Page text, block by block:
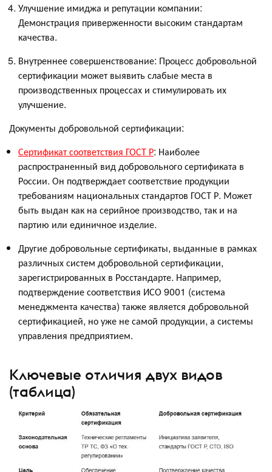
Улучшение имиджа и репутации компании:
Демонстрация приверженности высоким стандартам
качества.
Внутреннее совершенствование: Процесс добровольной
сертификации может выявить слабые места в
производственных процессах и стимулировать их
улучшение.
Документы добровольной сертификации:
Сертификат соответствия ГОСТ Р: Наиболее
распространенный вид добровольного сертификата в
России. Он подтверждает соответствие продукции
требованиям национальных стандартов ГОСТ Р. Может
быть выдан как на серийное производство, так и на
партию или единичное изделие.
Другие добровольные сертификаты, выданные в рамках
различных систем добровольной сертификации,
зарегистрированных в Росстандарте. Например,
подтверждение соответствия ИСО 9001 (система
менеджмента качества) также является добровольной
сертификацией, но уже не самой продукции, а системы
управления предприятием.
Ключевые отличия двух видов
(таблица)